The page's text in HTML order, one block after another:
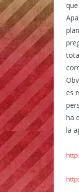
es
ha
la